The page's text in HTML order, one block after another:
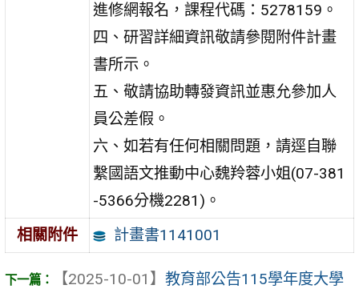
進修網報名，課程代碼：5278159。
四、研習詳細資訊敬請參閱附件計畫
書所示。
五、敬請協助轉發資訊並惠允參加人
員公差假。
六、如若有任何相關問題，請逕自聯
繫國語文推動中心魏羚蓉小姐(07-381
-5366分機2281)。
相關附件
計畫書1141001
【2025-10-01】 教育部公告115學年度大學